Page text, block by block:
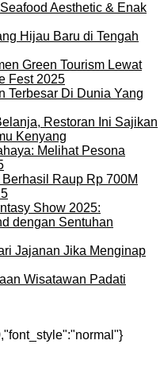
Aesthetic & Enak
Hijau Baru di Tengah
Green Tourism Lewat
Fest 2025
Terbesar Di Dunia Yang
Restoran Ini Sajikan
Kenyang
Melihat Pesona
Raup Rp 700M
Show 2025:
dengan Sentuhan
Jajanan Jika Menginap
Wisatawan Padati